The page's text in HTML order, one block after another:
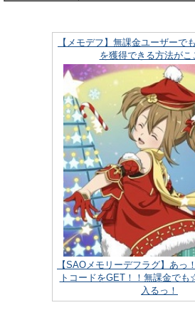
【メモデフ】無課金ユーザーで
を獲得できる方法がこ
【SAOメモリーデフラグ】あっ
トコードをGET！！無課金で
入るっ！